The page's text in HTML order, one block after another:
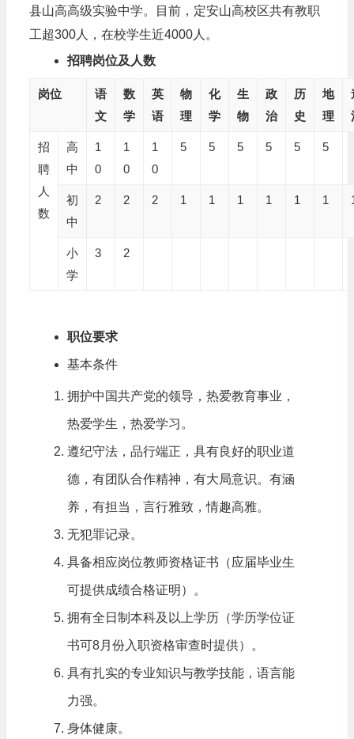
县山高高级实验中学。目前，定安山高校区共有教职
工超300人，在校学生近4000人。
招聘岗位及人数
岗位
语
文
数
学
英
语
物
理
化
学
生
物
政
治
历
史
地
理
招
聘
人
数
高
中
1
0
1
0
1
0
5 5 5 5 5 5
初
中
2 2 2 1 1 1 1 1 1
小
学
3 2
职位要求
基本条件
拥护中国共产党的领导，热爱教育事业，
热爱学生，热爱学习。
遵纪守法，品行端正，具有良好的职业道
德，有团队合作精神，有大局意识。有涵
养，有担当，言行雅致，情趣高雅。
无犯罪记录。
具备相应岗位教师资格证书（应届毕业生
可提供成绩合格证明）。
拥有全日制本科及以上学历（学历学位证
书可8月份入职资格审查时提供）。
具有扎实的专业知识与教学技能，语言能
力强。
身体健康。